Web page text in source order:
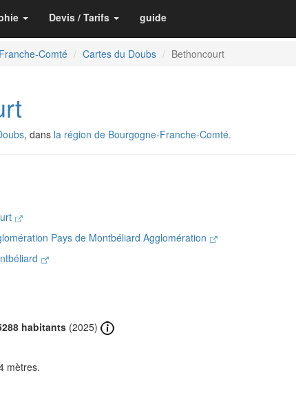
Devis / Tarifs guide
Comté Cartes du Doubs Bethoncourt
, dans la région de Bourgogne-Franche-Comté.
Pays de Montbéliard Agglomération
habitants (2025)
mètres.